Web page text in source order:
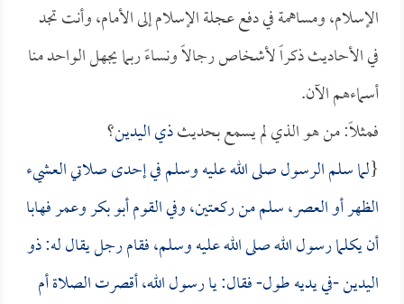
الإسلام، ومساهمة في دفع عجلة الإسلام إلى الأمام، وأنت تجد
في الأحاديث ذكراً لأشخاص رجالاً ونساءً ربما يجهل الواحد منا
أسماءهم الآن.
فمثلاً: من هو الذي لم يسمع بحديثذي اليدين؟
{لما سلم الرسول صلى الله عليه وسلم في إحدى صلاتي العشيء
الظهر أو العصر، سلم من ركعتين، وفي القومأبو بكروعمرفهابا
أن يكلما رسول الله صلى الله عليه وسلم، فقام رجل يقال له:ذو
اليدين-في يديه طول- فقال: يا رسول الله، أقصرت الصلاة أم